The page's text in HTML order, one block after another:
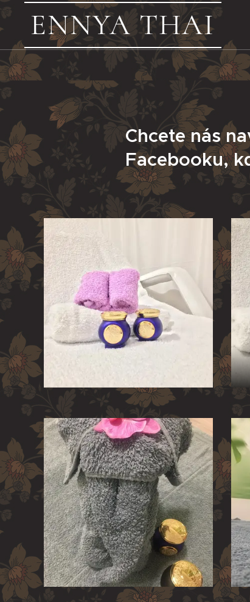
ENNYA THAI
Chcete nás
Facebooku,